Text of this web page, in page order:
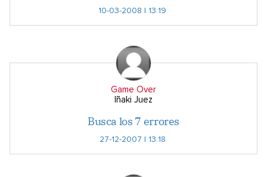
10-03-2008 | 13:19
Game Over
Iñaki Juez
Busca los 7 errores
27-12-2007 | 13:18